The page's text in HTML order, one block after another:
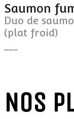
Saumon
Duo de
(plat froid)
Nos